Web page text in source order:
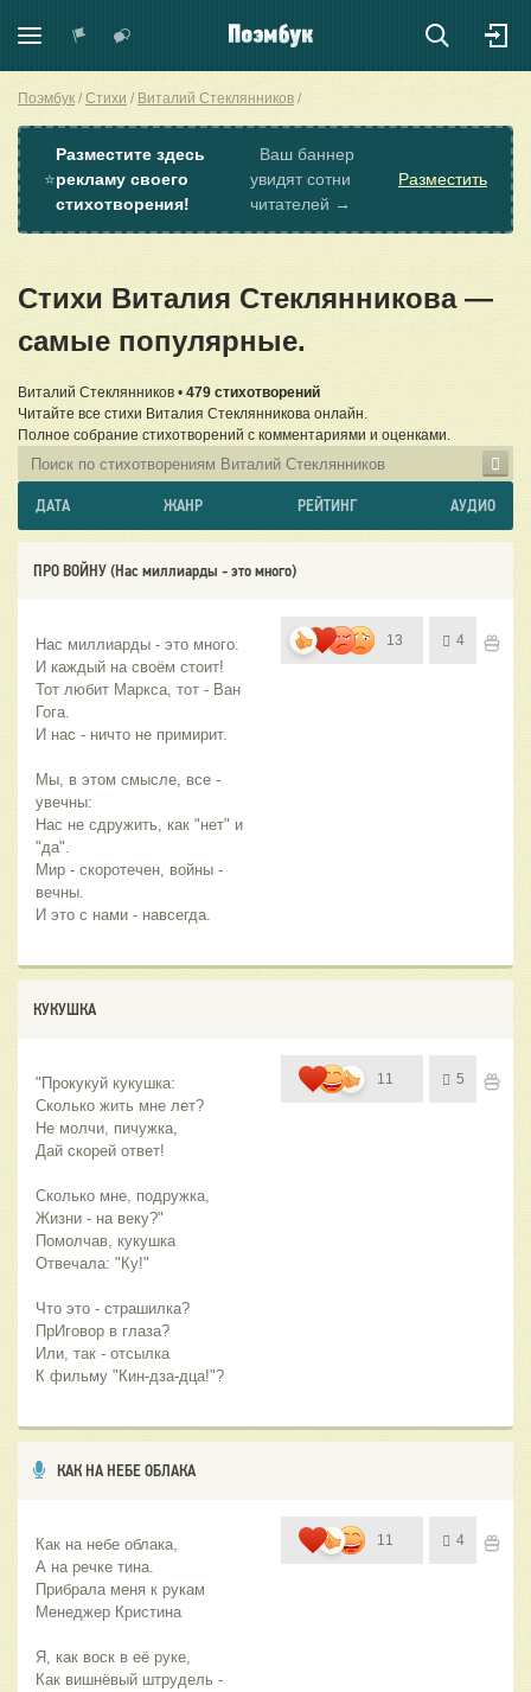
Поэмбук Стихи Виталий Стеклянников
⭐
Разместите здесь
рекламу своего
стихотворения!
Ваш баннер
увидят сотни
читателей →
Разместить
Стихи Виталия Стеклянникова —
самые популярные.
Виталий Стеклянников • 479 стихотворений
Читайте все стихи Виталия Стеклянникова онлайн.
Полное собрание стихотворений с комментариями и оценками.
ДАТА ЖАНР РЕЙТИНГ АУДИО
ПРО ВОЙНУ (Нас миллиарды - это много)
Нас миллиарды - это много.
И каждый на своём стоит!
Тот любит Маркса, тот - Ван
Гога.
И нас - ничто не примирит.
Мы, в этом смысле, все -
увечны:
Нас не сдружить, как "нет" и
"да".
Мир - скоротечен, войны -
вечны.
И это с нами - навсегда.
13 4
КУКУШКА
"Прокукуй кукушка:
Сколько жить мне лет?
Не молчи, пичужка,
Дай скорей ответ!
Сколько мне, подружка,
Жизни - на веку?"
Помолчав, кукушка
Отвечала: "Ку!"
Что это - страшилка?
ПрИговор в глаза?
Или, так - отсылка
К фильму "Кин-дза-дца!"?
11 5
КАК НА НЕБЕ ОБЛАКА
Как на небе облака,
А на речке тина.
Прибрала меня к рукам
Менеджер Кристина
Я, как воск в её руке,
Как вишнёвый штрудель -
11 4